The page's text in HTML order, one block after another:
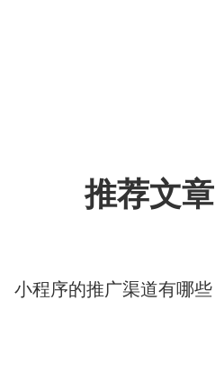
推荐文章
小程序的推广渠道有哪些